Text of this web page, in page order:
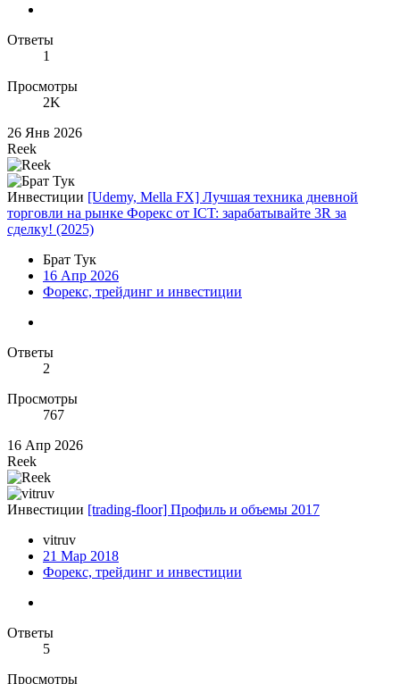
Ответы
1
Просмотры
2K
26 Янв 2026
Reek
Инвестиции [Udemy, Mella FX] Лучшая техника дневной
торговли на рынке Форекс от ICT: зарабатывайте 3R за
сделку! (2025)
Брат Тук
16 Апр 2026
Форекс, трейдинг и инвестиции
Ответы
2
Просмотры
767
16 Апр 2026
Reek
Инвестиции [trading-floor] Профиль и объемы 2017
vitruv
21 Мар 2018
Форекс, трейдинг и инвестиции
Ответы
5
Просмотры